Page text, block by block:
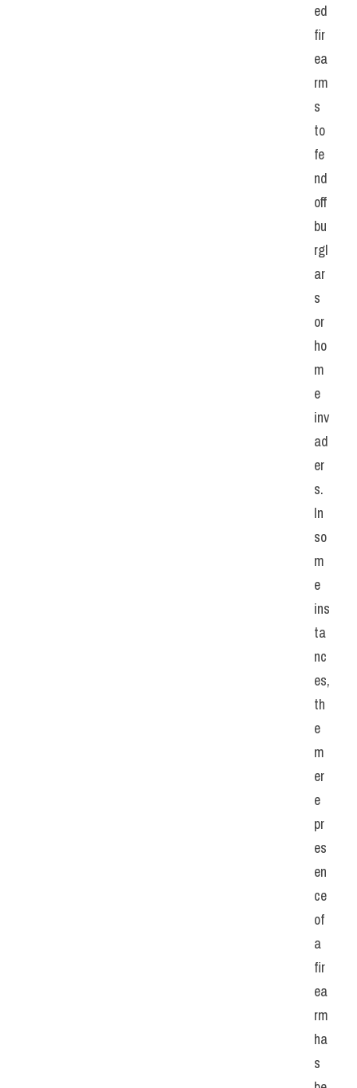
ed
fir
ea
rm
s
to
fe
nd
off
bu
rgl
ar
s
or
ho
m
e
inv
ad
er
s.
In
so
m
e
ins
ta
nc
es,
th
e
m
er
e
pr
es
en
ce
of
a
fir
ea
rm
ha
s